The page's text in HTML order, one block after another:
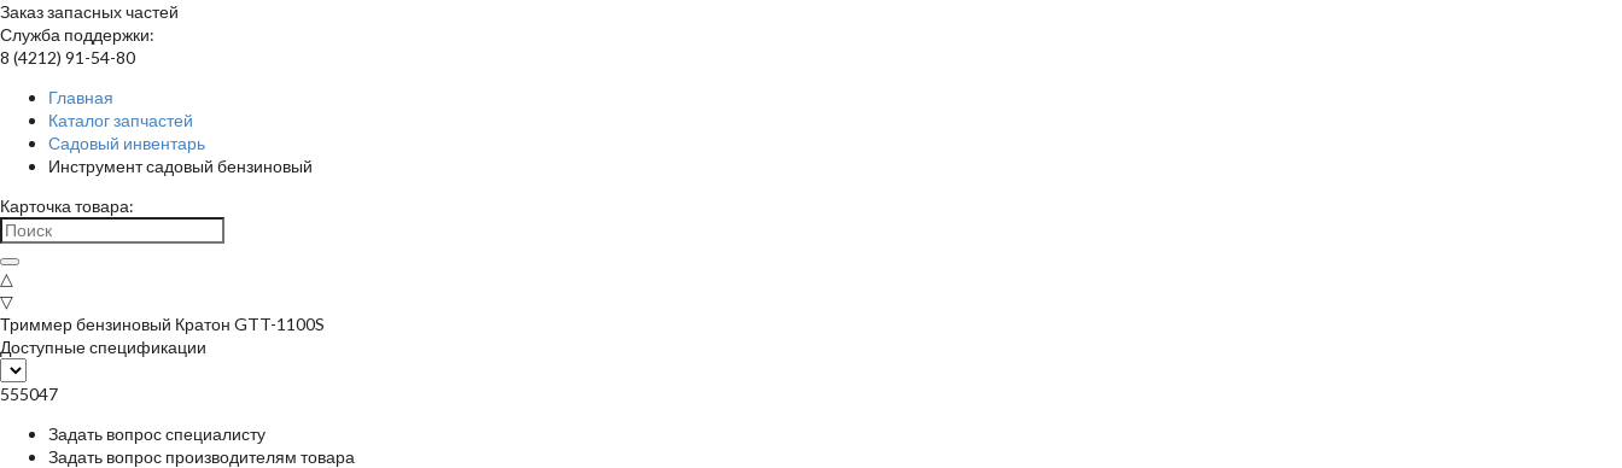
Заказ запасных частей
Служба поддержки:
8 (4212) 91-54-80
Главная
Каталог запчастей
Садовый инвентарь
Инструмент садовый бензиновый
Карточка товара:
△
▽
Триммер бензиновый Кратон GTT-1100S
Доступные спецификации
555047
Задать вопрос специалисту
Задать вопрос производителям товара